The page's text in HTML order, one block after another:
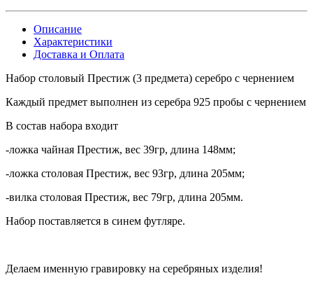
Описание
Характеристики
Доставка и Оплата
Набор столовый Престиж (3 предмета) серебро с чернением
Каждый предмет выполнен из серебра 925 пробы с чернением
В состав набора входит
-ложка чайная Престиж, вес 39гр, длина 148мм;
-ложка столовая Престиж, вес 93гр, длина 205мм;
-вилка столовая Престиж, вес 79гр, длина 205мм.
Набор поставляется в синем футляре.
Делаем именную гравировку на серебряных изделия!